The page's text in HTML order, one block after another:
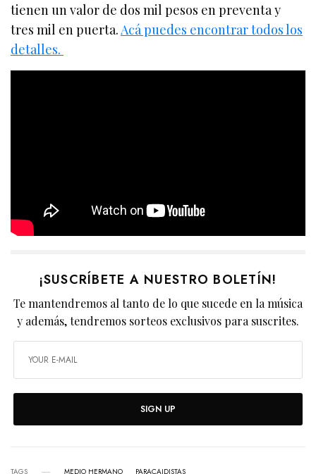
tienen un valor de dos mil pesos en preventa y
tres mil en puerta.Acá puedes encontrar todos los
detalles.
¡SUSCRÍBETE A NUESTRO BOLETÍN!
Te mantendremos al tanto de lo que sucede en la música
y además, tendremos sorteos exclusivos para suscrites.
SIGN UP
TAGS MEDIO HERMANO PARACAIDISTAS